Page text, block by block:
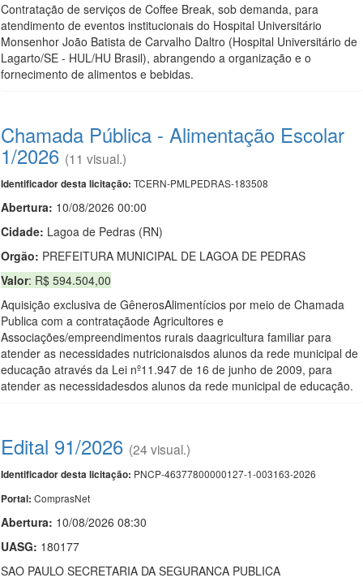
Contratação de serviços de Coffee Break, sob demanda, para
atendimento de eventos institucionais do Hospital Universitário
Monsenhor João Batista de Carvalho Daltro (Hospital Universitário de
Lagarto/SE - HUL/HU Brasil), abrangendo a organização e o
fornecimento de alimentos e bebidas.
Chamada Pública - Alimentação Escolar
1/2026 (11 visual.)
Identificador desta licitação: TCERN-PMLPEDRAS-183508
Abertura: 10/08/2026 00:00
Cidade: Lagoa de Pedras (RN)
Orgão: PREFEITURA MUNICIPAL DE LAGOA DE PEDRAS
Valor: R$ 594.504,00
Aquisição exclusiva de GênerosAlimentícios por meio de Chamada
Publica com a contrataçãode Agricultores e
Associações/empreendimentos rurais daagricultura familiar para
atender as necessidades nutricionaisdos alunos da rede municipal de
educação através da Lei nº11.947 de 16 de junho de 2009, para
atender as necessidadesdos alunos da rede municipal de educação.
Edital 91/2026 (24 visual.)
Identificador desta licitação: PNCP-46377800000127-1-003163-2026
Portal: ComprasNet
Abertura: 10/08/2026 08:30
UASG: 180177
SAO PAULO SECRETARIA DA SEGURANCA PUBLICA